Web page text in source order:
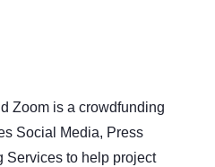
Zoom is a crowdfunding
Social Media, Press
Services to help project